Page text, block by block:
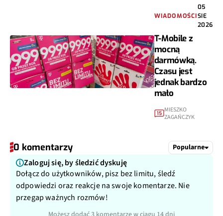
WIADOMOŚCI
05
SIE
2026
T-Mobile z
mocną
darmówką.
Czasu jest
jednak bardzo
mało
15 MIESZKO
ZAGAŃCZYK
0 komentarzy Popularne
Zaloguj się, by śledzić dyskuję
Dołącz do użytkowników, pisz bez limitu, śledź
odpowiedzi oraz reakcje na swoje komentarze. Nie
przegap ważnych rozmów!